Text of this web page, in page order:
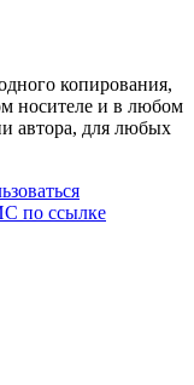
копирования,
носителе и в любом
автора, для любых
по ссылке